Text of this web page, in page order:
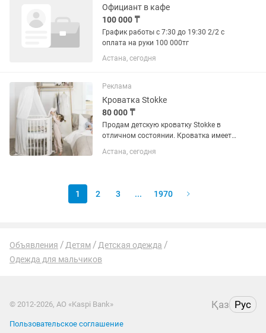
Официант в кафе
100 000 ₸
График работы с 7:30 до 19:30 2/2 с
оплата на руки 100 000тг
Астана, сегодня
Реклама
Кроватка Stokke
80 000 ₸
Продам детскую кроватку Stokke в
отличном состоянии. Кроватка имеет 2
для ребёнка после 6 месяцев.
Астана, сегодня
1 2 3 ... 1970
Объявления Детям
Детская одежда
Одежда для мальчиков
© 2012-2026, АО «Kaspi Bank» Қаз Рус
Пользовательское соглашение